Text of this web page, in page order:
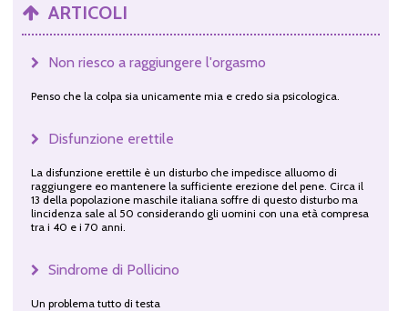
ARTICOLI
Non riesco a raggiungere l'orgasmo
Penso che la colpa sia unicamente mia e credo sia psicologica.
Disfunzione erettile
La disfunzione erettile è un disturbo che impedisce alluomo di
raggiungere eo mantenere la sufficiente erezione del pene. Circa il
13 della popolazione maschile italiana soffre di questo disturbo ma
lincidenza sale al 50 considerando gli uomini con una età compresa
tra i 40 e i 70 anni.
Sindrome di Pollicino
Un problema tutto di testa